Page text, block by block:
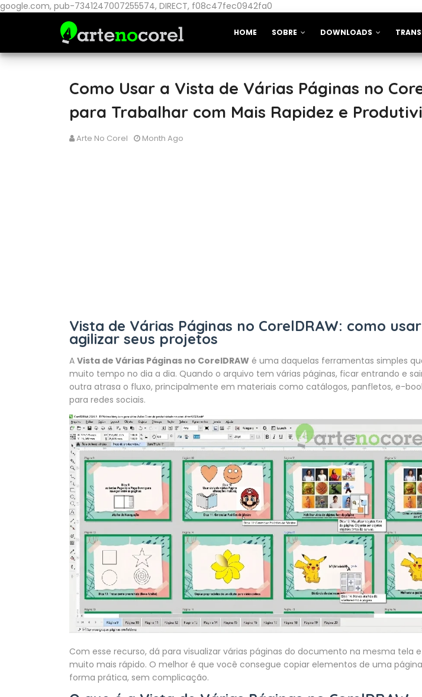
google.com, pub-7341247007255574, DIRECT, f08c47fec0942fa0
HOME SOBRE DOWNLOADS
Como Usar a Vista de Várias Páginas no
para Trabalhar com Mais Rapidez e
Arte No Corel Month Ago
Vista de Várias Páginas no CorelDRAW: como
agilizar seus projetos
A Vista de Várias Páginas no CorelDRAW é uma daquelas ferramentas simples
muito tempo no dia a dia. Quando o arquivo tem várias páginas, ficar entrando e
outra atrasa o fluxo, principalmente em materiais como catálogos, panfletos, e-
para redes sociais.
Com esse recurso, dá para visualizar várias páginas do documento na mesma tela
muito mais rápido. O melhor é que você consegue copiar elementos de uma
forma prática, sem complicação.